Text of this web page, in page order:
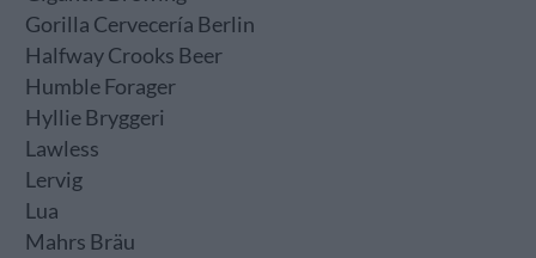
Gorilla Cervecería Berlin
Halfway Crooks Beer
Humble Forager
Hyllie Bryggeri
Lawless
Lervig
Lua
Mahrs Bräu